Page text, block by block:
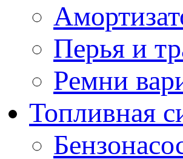
Перья и
Ремни
Топливная